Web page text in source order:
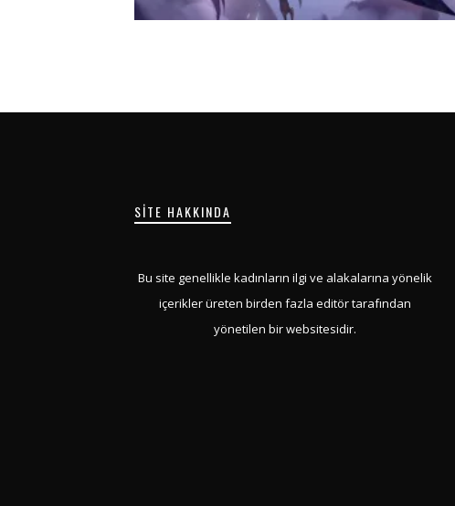
SITE HAKKINDA
Bu site genellikle kadınların ilgi ve alakalarına yönelik
içerikler üreten birden fazla editör tarafından
yönetilen bir websitesidir.